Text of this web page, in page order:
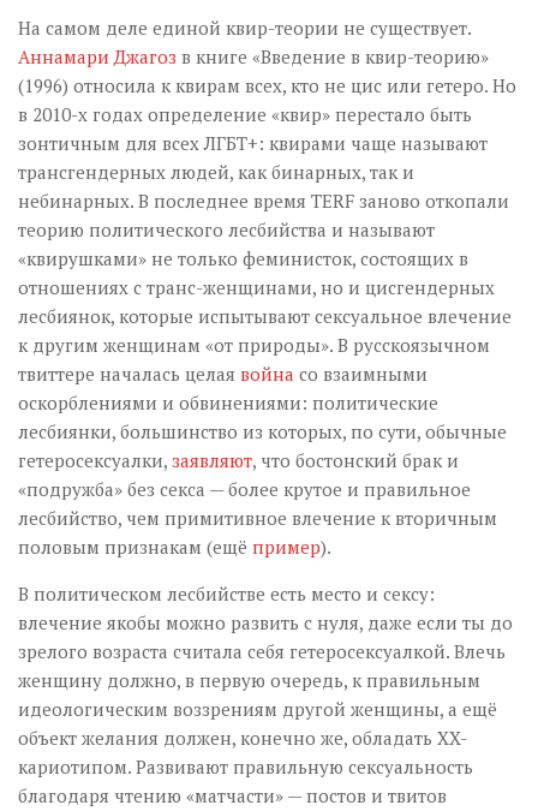
На самом деле единой квир-теории не существует.
Аннамари Джагоз в книге «Введение в квир-теорию»
(1996) относила к квирам всех, кто не цис или гетеро. Но
в 2010-х годах определение «квир» перестало быть
зонтичным для всех ЛГБТ+: квирами чаще называют
трансгендерных людей, как бинарных, так и
небинарных. В последнее время TERF заново откопали
теорию политического лесбийства и называют
«квирушками» не только феминисток, состоящих в
отношениях с транс-женщинами, но и цисгендерных
лесбиянок, которые испытывают сексуальное влечение
к другим женщинам «от природы». В русскоязычном
твиттере началась целая война со взаимными
оскорблениями и обвинениями: политические
лесбиянки, большинство из которых, по сути, обычные
гетеросексуалки, заявляют, что бостонский брак и
«подружба» без секса — более крутое и правильное
лесбийство, чем примитивное влечение к вторичным
половым признакам (ещё пример).
В политическом лесбийстве есть место и сексу:
влечение якобы можно развить с нуля, даже если ты до
зрелого возраста считала себя гетеросексуалкой. Влечь
женщину должно, в первую очередь, к правильным
идеологическим воззрениям другой женщины, а ещё
объект желания должен, конечно же, обладать XX-
кариотипом. Развивают правильную сексуальность
благодаря чтению «матчасти» — постов и твитов